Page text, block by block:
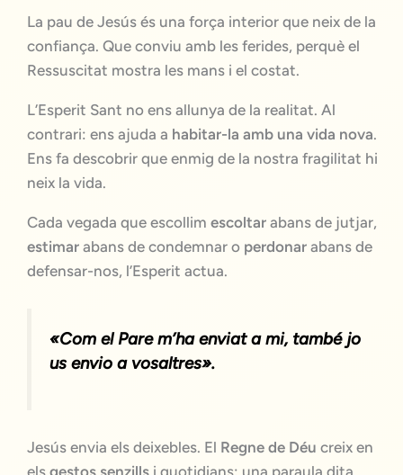
La pau de Jesús és una força interior que neix de la
confiança. Que conviu amb les ferides, perquè el
Ressuscitat mostra les mans i el costat.
L’Esperit Sant no ens allunya de la realitat. Al
contrari: ens ajuda a habitar-la amb una vida nova.
Ens fa descobrir que enmig de la nostra fragilitat hi
neix la vida.
Cada vegada que escollim escoltar abans de jutjar,
estimar abans de condemnar o perdonar abans de
defensar-nos, l’Esperit actua.
«Com el Pare m’ha enviat a mi, també jo
us envio a vosaltres».
Jesús envia els deixebles. El Regne de Déu creix en
els gestos senzills i quotidians: una paraula dita